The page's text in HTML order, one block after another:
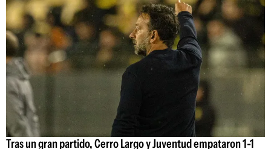
Tras un gran partido, Cerro Largo y Juventud empataron 1-1